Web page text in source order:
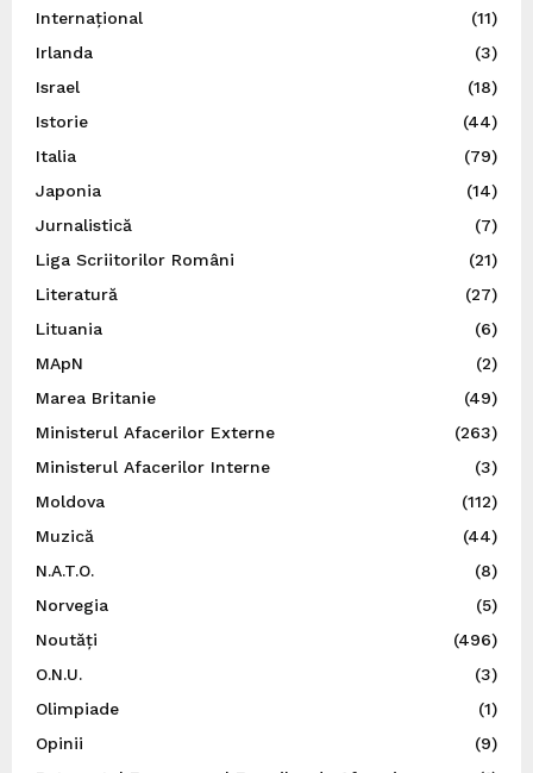
Internațional
(11)
Irlanda
(3)
Israel
(18)
Istorie
(44)
Italia
(79)
Japonia
(14)
Jurnalistică
(7)
Liga Scriitorilor Români
(21)
Literatură
(27)
Lituania
(6)
MApN
(2)
Marea Britanie
(49)
Ministerul Afacerilor Externe
(263)
Ministerul Afacerilor Interne
(3)
Moldova
(112)
Muzică
(44)
N.A.T.O.
(8)
Norvegia
(5)
Noutăți
(496)
O.N.U.
(3)
Olimpiade
(1)
Opinii
(9)